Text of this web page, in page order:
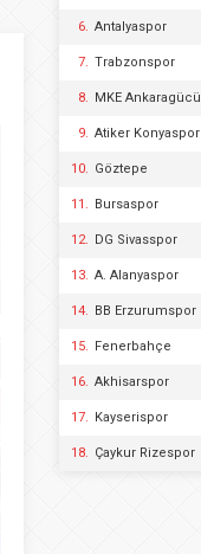
6. Antalyaspor
7. Trabzonspor
8. MKE Ankaragücü
9. Atiker Konyaspor
10. Göztepe
11. Bursaspor
12. DG Sivasspor
13. A. Alanyaspor
14. BB Erzurumspor
15. Fenerbahçe
16. Akhisarspor
17. Kayserispor
18. Çaykur Rizespor